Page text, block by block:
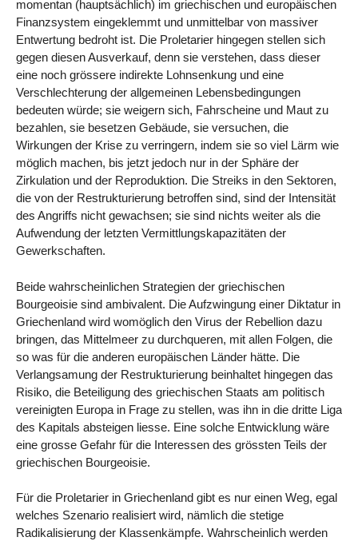
momentan (hauptsächlich) im griechischen und europäischen
Finanzsystem eingeklemmt und unmittelbar von massiver
Entwertung bedroht ist. Die Proletarier hingegen stellen sich
gegen diesen Ausverkauf, denn sie verstehen, dass dieser
eine noch grössere indirekte Lohnsenkung und eine
Verschlechterung der allgemeinen Lebensbedingungen
bedeuten würde; sie weigern sich, Fahrscheine und Maut zu
bezahlen, sie besetzen Gebäude, sie versuchen, die
Wirkungen der Krise zu verringern, indem sie so viel Lärm wie
möglich machen, bis jetzt jedoch nur in der Sphäre der
Zirkulation und der Reproduktion. Die Streiks in den Sektoren,
die von der Restrukturierung betroffen sind, sind der Intensität
des Angriffs nicht gewachsen; sie sind nichts weiter als die
Aufwendung der letzten Vermittlungskapazitäten der
Gewerkschaften.
Beide wahrscheinlichen Strategien der griechischen
Bourgeoisie sind ambivalent. Die Aufzwingung einer Diktatur in
Griechenland wird womöglich den Virus der Rebellion dazu
bringen, das Mittelmeer zu durchqueren, mit allen Folgen, die
so was für die anderen europäischen Länder hätte. Die
Verlangsamung der Restrukturierung beinhaltet hingegen das
Risiko, die Beteiligung des griechischen Staats am politisch
vereinigten Europa in Frage zu stellen, was ihn in die dritte Liga
des Kapitals absteigen liesse. Eine solche Entwicklung wäre
eine grosse Gefahr für die Interessen des grössten Teils der
griechischen Bourgeoisie.
Für die Proletarier in Griechenland gibt es nur einen Weg, egal
welches Szenario realisiert wird, nämlich die stetige
Radikalisierung der Klassenkämpfe. Wahrscheinlich werden